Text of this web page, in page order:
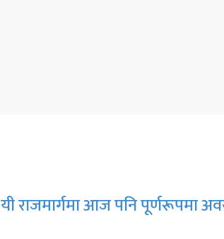
यी राजमार्गमा आज पनि पूर्णरूपमा